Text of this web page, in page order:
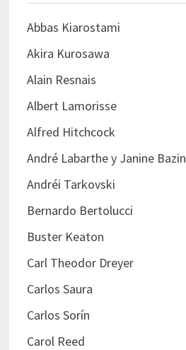
Abbas Kiarostami
Akira Kurosawa
Alain Resnais
Albert Lamorisse
Alfred Hitchcock
André Labarthe y Janine Bazin
Andréi Tarkovski
Bernardo Bertolucci
Buster Keaton
Carl Theodor Dreyer
Carlos Saura
Carlos Sorín
Carol Reed